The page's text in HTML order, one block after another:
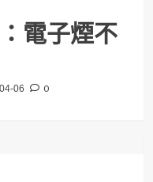
電子煙不
06 0